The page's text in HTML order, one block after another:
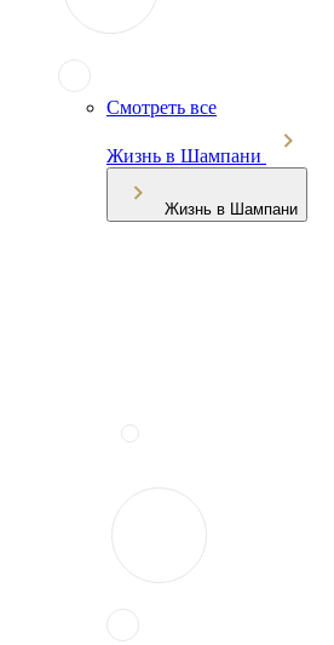
Смотреть все
Жизнь в Шампани
Жизнь в Шампани